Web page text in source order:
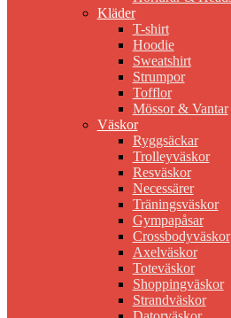
Kläder
T-shirt
Hoodie
Sweatshirt
Strumpor
Tofflor
Mössor & Vantar
Väskor
Ryggsäckar
Trolleyväskor
Resväskor
Necessärer
Träningsväskor
Gympapåsar
Crossbodyväskor
Axelväskor
Toteväskor
Shoppingväskor
Strandväskor